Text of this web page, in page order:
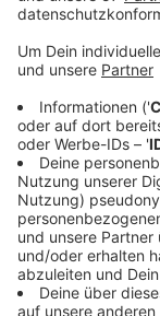
beraten
auch
startet am 1.
kostenfreie
www.ihk-
sich direkt bei
Besetzung“